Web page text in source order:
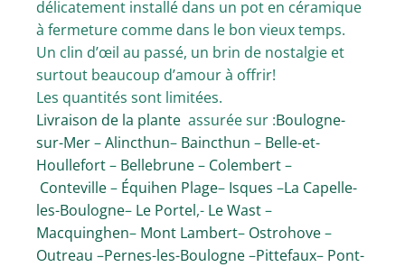
délicatement installé dans un pot en céramique
à fermeture comme dans le bon vieux temps.
Un clin d’œil au passé, un brin de nostalgie et
surtout beaucoup d’amour à offrir!
Les quantités sont limitées.
Livraison de la plante assurée sur :Boulogne-
sur-Mer–Alincthun– Baincthun – Belle-et-
Houllefort– Bellebrune– Colembert–
Conteville– Équihen Plage– Isques –La Capelle-
les-Boulogne– Le Portel,- Le Wast–
Macquinghen– Mont Lambert– Ostrohove–
Outreau –Pernes-les-Boulogne–Pittefaux– Pont-